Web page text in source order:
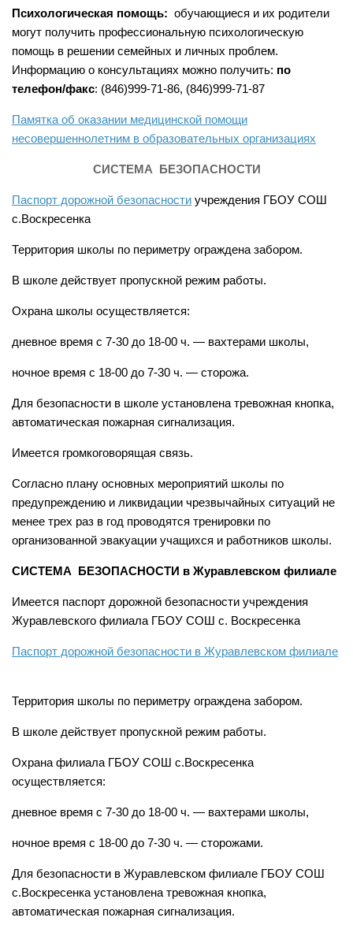
Психологическая помощь: обучающиеся и их родители
могут получить профессиональную психологическую
помощь в решении семейных и личных проблем.
Информацию о консультациях можно получить: по
телефон/факс: (846)999-71-86, (846)999-71-87
Памятка об оказании медицинской помощи
несовершеннолетним в образовательных организациях
СИСТЕМА БЕЗОПАСНОСТИ
Паспорт дорожной безопасности учреждения ГБОУ СОШ
с.Воскресенка
Территория школы по периметру ограждена забором.
В школе действует пропускной режим работы.
Охрана школы осуществляется:
дневное время с 7-30 до 18-00 ч. — вахтерами школы,
ночное время с 18-00 до 7-30 ч. — сторожа.
Для безопасности в школе установлена тревожная кнопка,
автоматическая пожарная сигнализация.
Имеется громкоговорящая связь.
Согласно плану основных мероприятий школы по
предупреждению и ликвидации чрезвычайных ситуаций не
менее трех раз в год проводятся тренировки по
организованной эвакуации учащихся и работников школы.
СИСТЕМА БЕЗОПАСНОСТИ в Журавлевском филиале
Имеется паспорт дорожной безопасности учреждения
Журавлевского филиала ГБОУ СОШ с. Воскресенка
Паспорт дорожной безопасности в Журавлевском филиале
Территория школы по периметру ограждена забором.
В школе действует пропускной режим работы.
Охрана филиала ГБОУ СОШ с.Воскресенка
осуществляется:
дневное время с 7-30 до 18-00 ч. — вахтерами школы,
ночное время с 18-00 до 7-30 ч. — сторожами.
Для безопасности в Журавлевском филиале ГБОУ СОШ
с.Воскресенка установлена тревожная кнопка,
автоматическая пожарная сигнализация.